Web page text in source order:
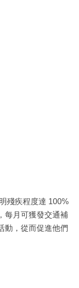
殘疾程度達 100%
每月可獲發交通補
動，從而促進他們